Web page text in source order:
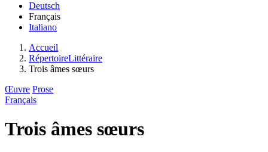
Deutsch
Français
Italiano
Accueil
RépertoireLittéraire
Trois âmes sœurs
Œuvre Prose
Français
Trois âmes sœurs